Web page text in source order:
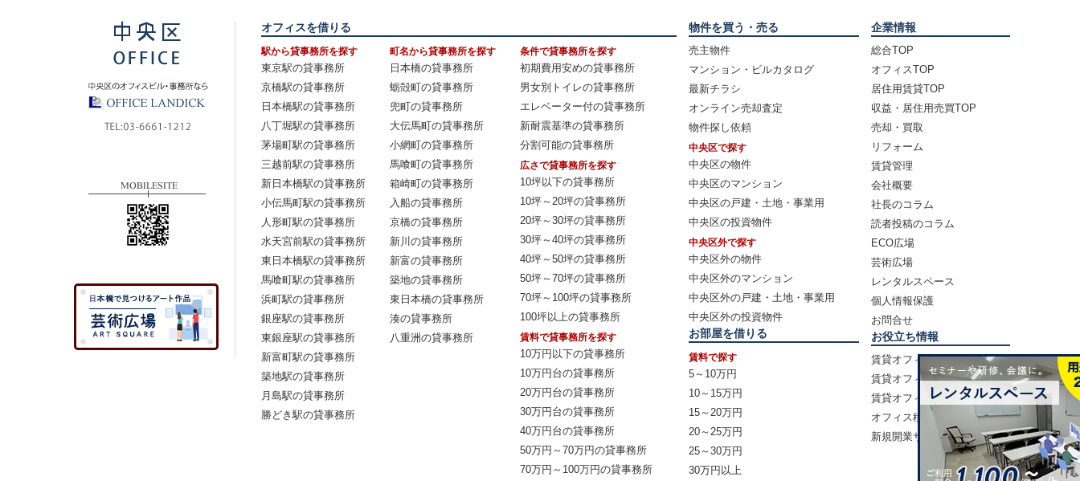
オフィスを借りる
駅から貸事務所を探す
東京駅の貸事務所
京橋駅の貸事務所
日本橋駅の貸事務所
八丁堀駅の貸事務所
茅場町駅の貸事務所
三越前駅の貸事務所
新日本橋駅の貸事務所
小伝馬町駅の貸事務所
人形町駅の貸事務所
水天宮前駅の貸事務所
東日本橋駅の貸事務所
馬喰町駅の貸事務所
浜町駅の貸事務所
銀座駅の貸事務所
東銀座駅の貸事務所
新富町駅の貸事務所
築地駅の貸事務所
月島駅の貸事務所
勝どき駅の貸事務所
町名から貸事務所を探す
日本橋の貸事務所
蛎殻町の貸事務所
兜町の貸事務所
大伝馬町の貸事務所
小網町の貸事務所
馬喰町の貸事務所
箱崎町の貸事務所
入船の貸事務所
京橋の貸事務所
新川の貸事務所
新富の貸事務所
築地の貸事務所
東日本橋の貸事務所
湊の貸事務所
八重洲の貸事務所
条件で貸事務所を探す
初期費用安めの貸事務所
男女別トイレの貸事務所
エレベーター付の貸事務所
新耐震基準の貸事務所
分割可能の貸事務所
広さで貸事務所を探す
10坪以下の貸事務所
10坪～20坪の貸事務所
20坪～30坪の貸事務所
30坪～40坪の貸事務所
40坪～50坪の貸事務所
50坪～70坪の貸事務所
70坪～100坪の貸事務所
100坪以上の貸事務所
賃料で貸事務所を探す
10万円以下の貸事務所
10万円台の貸事務所
20万円台の貸事務所
30万円台の貸事務所
40万円台の貸事務所
50万円～70万円の貸事務所
70万円～100万円の貸事務所
物件を買う・売る
売主物件
マンション・ビルカタログ
最新チラシ
オンライン売却査定
物件探し依頼
中央区で探す
中央区の物件
中央区のマンション
中央区の戸建・土地・事業用
中央区の投資物件
中央区外で探す
中央区外の物件
中央区外のマンション
中央区外の戸建・土地・事業用
中央区外の投資物件
お部屋を借りる
賃料で探す
5～10万円
10～15万円
15～20万円
20～25万円
25～30万円
30万円以上
企業情報
総合TOP
オフィスTOP
居住用賃貸TOP
収益・居住用売買TOP
売却・買取
リフォーム
賃貸管理
会社概要
社長のコラム
読者投稿のコラム
ECO広場
芸術広場
レンタルスペース
個人情報保護
お問合せ
お役立ち情報
賃貸オフィスマニュアル
賃貸オフィスの選び方
賃貸オフィス賃料相場
オフィス移転の流れ
新規開業サポート